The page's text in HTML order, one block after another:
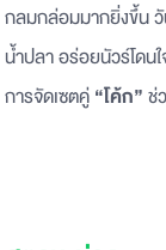
กลมกล่อมมากยิ่งขึ้น
น้ำปลา อร่อยนัวร์โดน
การจัดเซตคู่“โค้ก”ช่